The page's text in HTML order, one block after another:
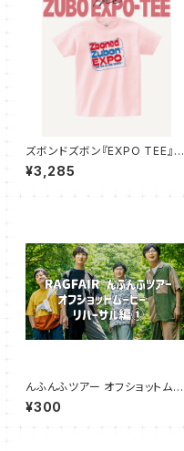
ズボンドズボン『EXPO TEE』ラ
イトピンク
¥3,285
んふんふツアー オフショットムー
ビー 01
¥300